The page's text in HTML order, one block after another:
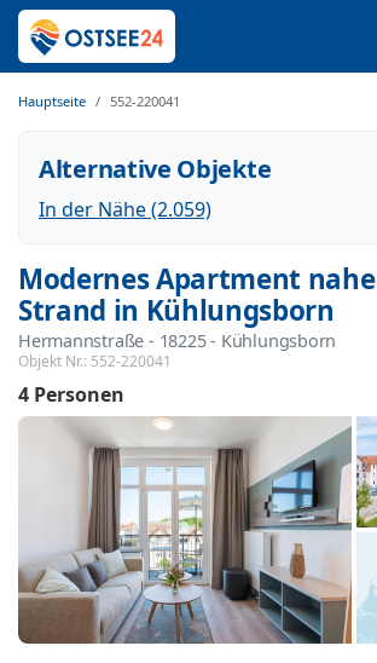
Hauptseite 552-220041
Alternative Objekte
In der Nähe (2.059)
Modernes Apartment nahe
Strand in Kühlungsborn
Hermannstraße - 18225 - Kühlungsborn
Objekt Nr.: 552-220041
4 Personen